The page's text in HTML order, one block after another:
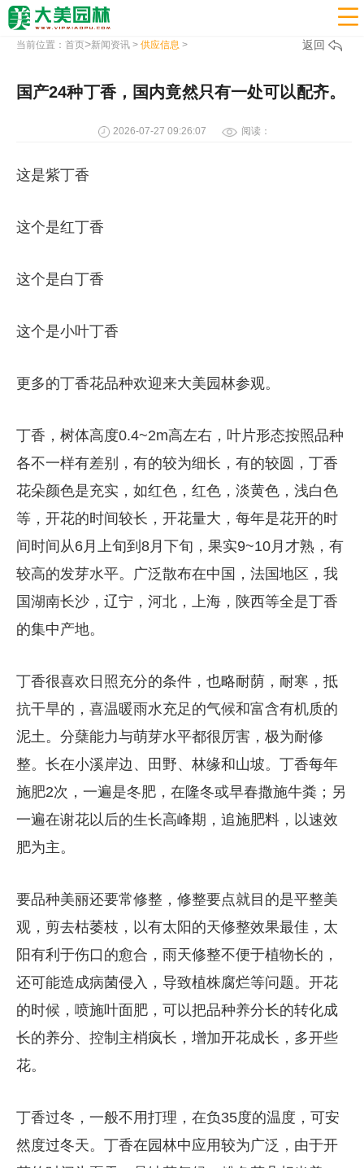

当前位置： 首页>新闻资讯> 供应信息 > 返回
国产24种丁香，国内竟然只有一处可以配齐。
2026-07-27 09:26:07 阅读：
这是紫丁香
这个是红丁香
这个是白丁香
这个是小叶丁香
更多的丁香花品种欢迎来大美园林参观。
丁香，树体高度0.4~2m高左右，叶片形态按照品种
各不一样有差别，有的较为细长，有的较圆，丁香
花朵颜色是充实，如红色，红色，淡黄色，浅白色
等，开花的时间较长，开花量大，每年是花开的时
间时间从6月上旬到8月下旬，果实9~10月才熟，有
较高的发芽水平。广泛散布在中国，法国地区，我
国湖南长沙，辽宁，河北，上海，陕西等全是丁香
的集中产地。
丁香很喜欢日照充分的条件，也略耐荫，耐寒，抵
抗干旱的，喜温暖雨水充足的气候和富含有机质的
泥土。分蘖能力与萌芽水平都很厉害，极为耐修
整。长在小溪岸边、田野、林缘和山坡。丁香每年
施肥2次，一遍是冬肥，在隆冬或早春撒施牛粪；另
一遍在谢花以后的生长高峰期，追施肥料，以速效
肥为主。
要品种美丽还要常修整，修整要点就目的是平整美
观，剪去枯萎枝，以有太阳的天修整效果最佳，太
阳有利于伤口的愈合，雨天修整不便于植物长的，
还可能造成病菌侵入，导致植株腐烂等问题。开花
的时候，喷施叶面肥，可以把品种养分长的转化成
长的养分、控制主梢疯长，增加开花成长，多开些
花。
丁香过冬，一般不用打理，在负35度的温度，可安
然度过冬天。丁香在园林中应用较为广泛，由于开